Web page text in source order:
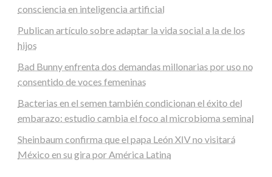
consciencia en inteligencia artificial
Publican artículo sobre adaptar la vida social a la de los
hijos
Bad Bunny enfrenta dos demandas millonarias por uso no
consentido de voces femeninas
Bacterias en el semen también condicionan el éxito del
embarazo: estudio cambia el foco al microbioma seminal
Sheinbaum confirma que el papa León XIV no visitará
México en su gira por América Latina